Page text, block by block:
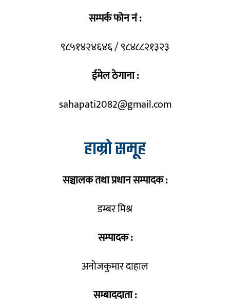
सम्पर्क फोन नं :
९८५१४२४६४६ / ९८४८८२१३२३
ईमेल ठेगाना :
sahapati2082@gmail.com
हाम्रो समूह
सञ्चालक तथा प्रधान सम्पादक :
डम्बर मिश्र
सम्पादक :
अनोजकुमार दाहाल
सम्बाददाता :